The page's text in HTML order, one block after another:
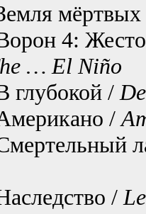
4:
… El Niño
глубокой /
/
/